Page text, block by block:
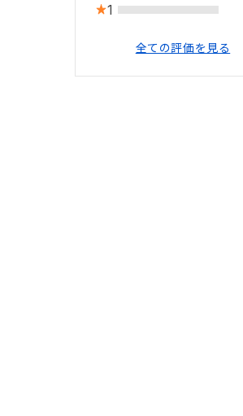
1
全ての評価を見る